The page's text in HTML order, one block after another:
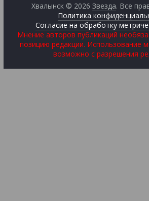
Хвалынск © 2026Звезда. Все
Политика
Согласие на обработку
Мнение авторов публикаций
позицию редакции. Использование
возможно с разрешения